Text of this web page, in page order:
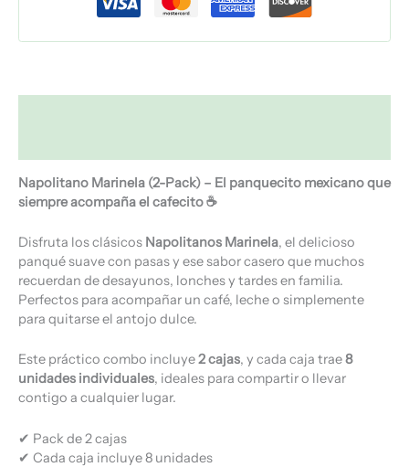
Napolitano Marinela (2-Pack) – El panquecito mexicano que
siempre acompaña el cafecito ☕
Disfruta los clásicos Napolitanos Marinela, el delicioso
panqué suave con pasas y ese sabor casero que muchos
recuerdan de desayunos, lonches y tardes en familia.
Perfectos para acompañar un café, leche o simplemente
para quitarse el antojo dulce.
Este práctico combo incluye2 cajas, y cada caja trae8
unidades individuales, ideales para compartir o llevar
contigo a cualquier lugar.
✔ Pack de 2 cajas
✔ Cada caja incluye 8 unidades